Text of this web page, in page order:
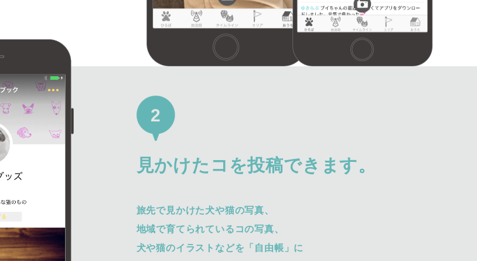
2
見かけたコを投稿できます。
旅先で見かけた犬や猫の写真、
地域で育てられているコの写真、
犬や猫のイラストなどを「自由帳」に